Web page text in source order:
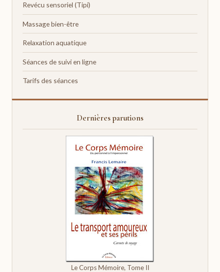
Revécu sensoriel (Tipi)
Massage bien-être
Relaxation aquatique
Séances de suivi en ligne
Tarifs des séances
Dernières parutions
Le Corps Mémoire, Tome II